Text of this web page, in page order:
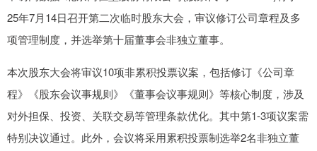
25年7月14日召开第二次临时股东大会，审议修订公司章程及多
项管理制度，并选举第十届董事会非独立董事。
本次股东大会将审议10项非累积投票议案，包括修订《公司章
程》《股东会议事规则》《董事会议事规则》等核心制度，涉及
对外担保、投资、关联交易等管理条款优化。其中第1-3项议案需
特别决议通过。此外，会议将采用累积投票制选举2名非独立董